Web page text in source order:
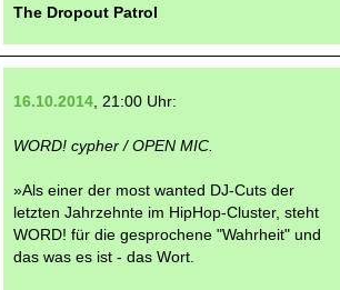
The Dropout Patrol
16.10.2014 , 21:00 Uhr:
WORD! cypher / OPEN MIC.
»Als einer der most wanted DJ-Cuts der
letzten Jahrzehnte im HipHop-Cluster, steht
WORD! für die gesprochene "Wahrheit" und
das was es ist - das Wort.